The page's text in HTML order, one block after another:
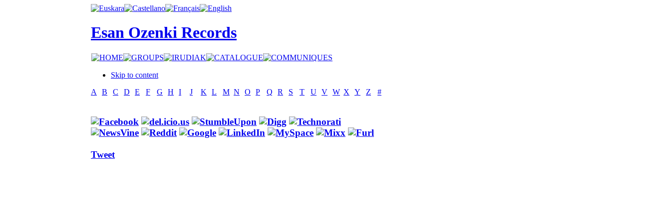
Esan Ozenki Records
Skip to content
A
B C D E F G H I J K L M N O P Q R S T U V W X Y Z #
Tweet